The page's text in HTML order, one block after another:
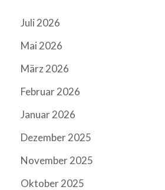
Juli 2026
Mai 2026
März 2026
Februar 2026
Januar 2026
Dezember 2025
November 2025
Oktober 2025